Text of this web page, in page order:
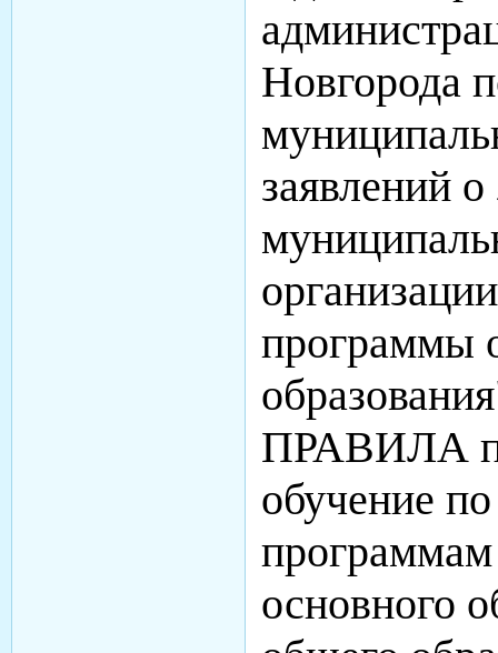
Новгорода
заявлений
программы
ПРАВИЛА
обучение
основного